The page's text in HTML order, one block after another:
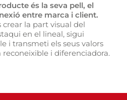
és la seva pell, el
entre marca i client.
crear la part visual del
en el lineal, sigui
i transmeti els seus valors
i diferenciadora.